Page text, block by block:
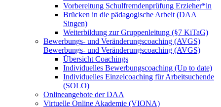
Vorbereitung Schulfremdenprüfung Erzieher*in
Brücken in die pädagogische Arbeit (DAA
Singen)
Weiterbildung zur Gruppenleitung (§7 KiTaG)
Bewerbungs- und Veränderungscoaching (AVGS)
Bewerbungs- und Veränderungscoaching (AVGS)
Übersicht Coachings
Individuelles Bewerbungscoaching (Up to date)
Individuelles Einzelcoaching für Arbeitsuchende
(SOLO)
Onlineangebote der DAA
Virtuelle Online Akademie (VIONA)